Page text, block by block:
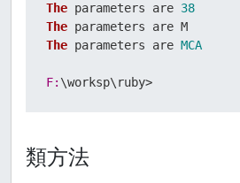
The parameters are 38
The
The parameters are MCA
F: \worksp\ruby>
類方法